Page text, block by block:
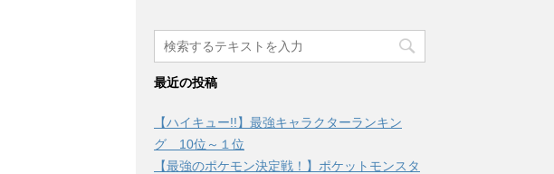
最近の投稿
【ハイキュー!!】最強キャラクターランキン
グ 10位～１位
【最強のポケモン決定戦！】ポケットモンスタ